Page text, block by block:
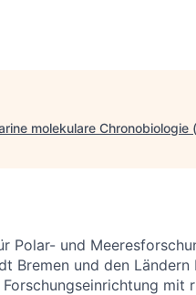
molekulare
Polar- und
Bremen und den Ländern
mit